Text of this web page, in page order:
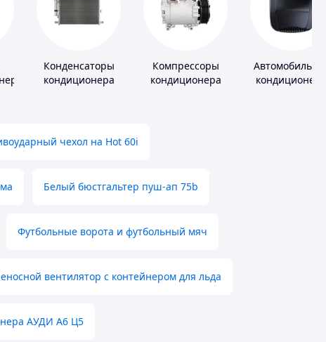
Конденсаторы
кондиционера
Компрессоры
кондиционера
чехол на Hot 60i
Белый бюстгальтер пуш-ап 75b
Футбольные ворота и футбольный мяч
вентилятор с контейнером для льда
АУДИ А6 Ц5